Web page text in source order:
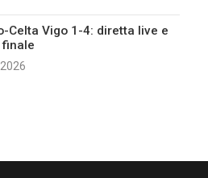
Celta Vigo 1-4: diretta live e